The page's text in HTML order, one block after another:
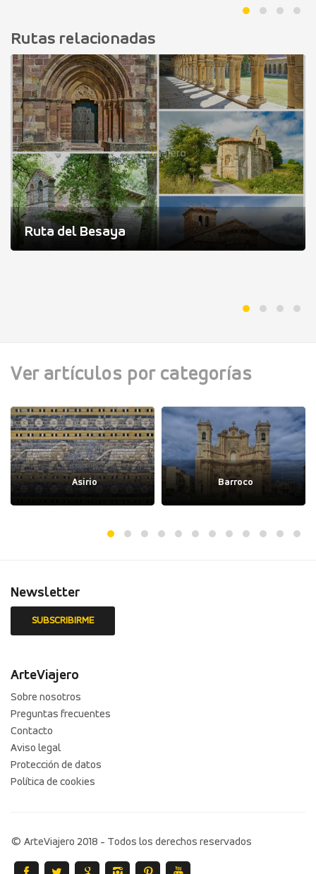
Rutas relacionadas
Ruta del Besaya
Ver artículos por categorías
Asirio Barroco
Newsletter
ArteViajero
Sobre nosotros
Preguntas frecuentes
Contacto
Aviso legal
Protección de datos
Política de cookies
© ArteViajero 2018 - Todos los derechos reservados